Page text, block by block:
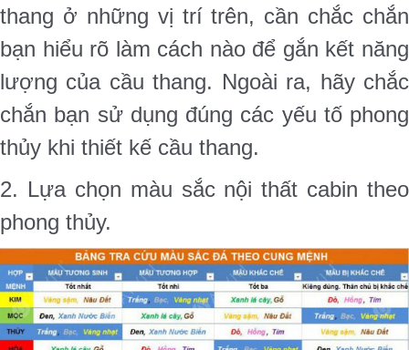
thang ở những vị trí trên, cần chắc chắn
bạn hiểu rõ làm cách nào để gắn kết năng
lượng của cầu thang. Ngoài ra, hãy chắc
chắn bạn sử dụng đúng các yếu tố phong
thủy khi thiết kế cầu thang.
2. Lựa chọn màu sắc nội thất cabin theo
phong thủy.